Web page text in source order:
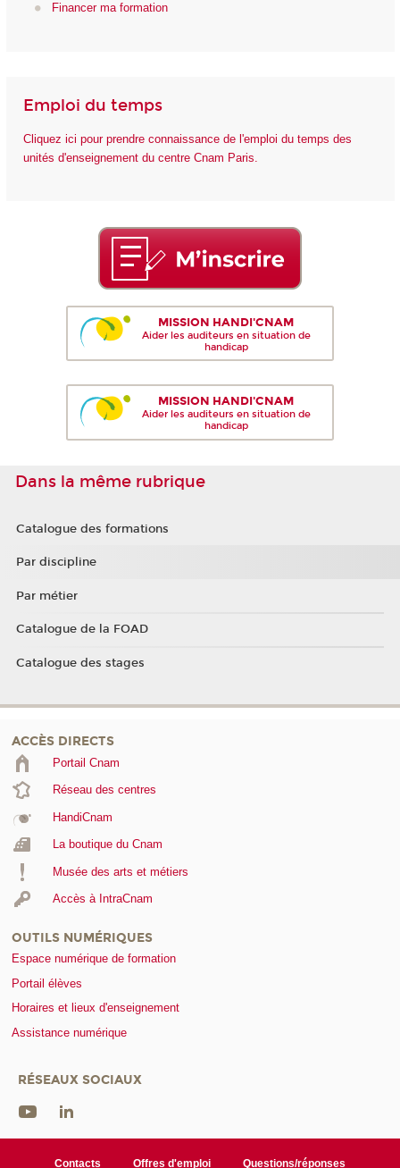
Financer ma formation
Emploi du temps
Cliquez ici pour prendre connaissance de l'emploi du temps des
unités d'enseignement du centre Cnam Paris.
MISSION HANDI'CNAM
Aider les auditeurs en situation de
handicap
MISSION HANDI'CNAM
Aider les auditeurs en situation de
handicap
Dans la même rubrique
Catalogue des formations
Par discipline
Par métier
Catalogue de la FOAD
Catalogue des stages
ACCÈS DIRECTS
Portail Cnam
Réseau des centres
HandiCnam
La boutique du Cnam
Musée des arts et métiers
Accès à IntraCnam
OUTILS NUMÉRIQUES
Espace numérique de formation
Portail élèves
Horaires et lieux d'enseignement
Assistance numérique
RÉSEAUX SOCIAUX
Contacts Offres d'emploi Questions/réponses